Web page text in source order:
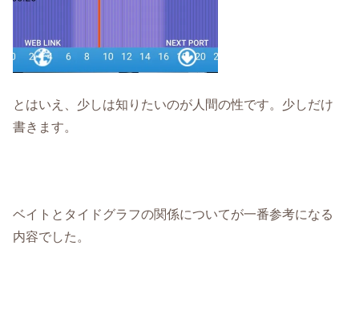
とはいえ、少しは知りたいのが人間の性です。少しだけ
書きます。
ベイトとタイドグラフの関係についてが一番参考になる
内容でした。